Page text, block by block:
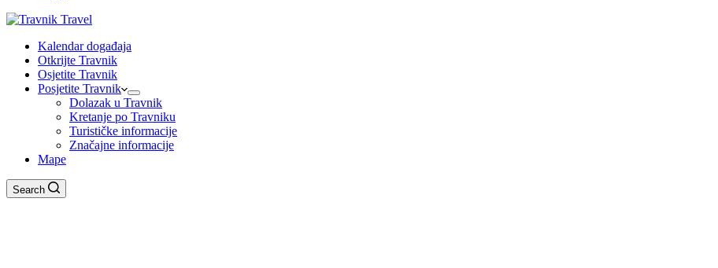
Kalendar događaja
Otkrijte Travnik
Osjetite Travnik
Posjetite Travnik
Dolazak u Travnik
Kretanje po Travniku
Turističke informacije
Značajne informacije
Mape
Search